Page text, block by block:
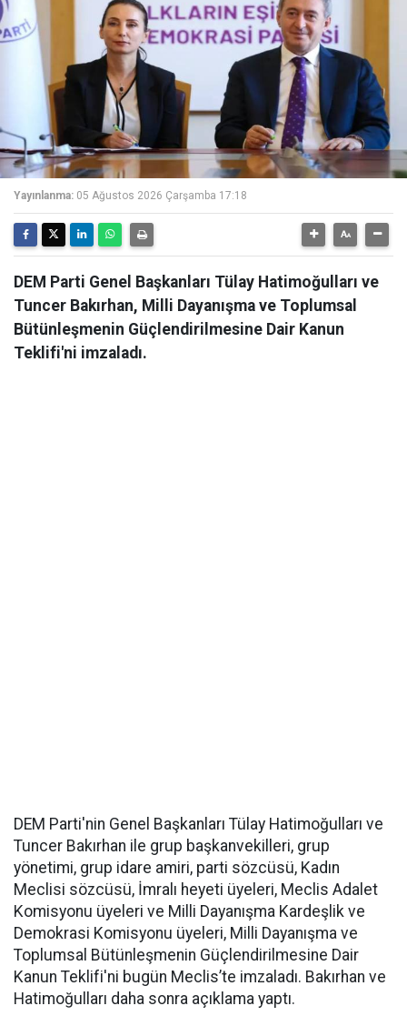
Yayınlanma: 05 Ağustos 2026 Çarşamba 17:18
DEM Parti Genel Başkanları Tülay Hatimoğulları ve
Tuncer Bakırhan, Milli Dayanışma ve Toplumsal
Bütünleşmenin Güçlendirilmesine Dair Kanun
Teklifi'ni imzaladı.
DEM Parti'nin Genel Başkanları Tülay Hatimoğulları ve
Tuncer Bakırhan ile grup başkanvekilleri, grup
yönetimi, grup idare amiri, parti sözcüsü, Kadın
Meclisi sözcüsü, İmralı heyeti üyeleri, Meclis Adalet
Komisyonu üyeleri ve Milli Dayanışma Kardeşlik ve
Demokrasi Komisyonu üyeleri, Milli Dayanışma ve
Toplumsal Bütünleşmenin Güçlendirilmesine Dair
Kanun Teklifi'ni bugün Meclis’te imzaladı. Bakırhan ve
Hatimoğulları daha sonra açıklama yaptı.